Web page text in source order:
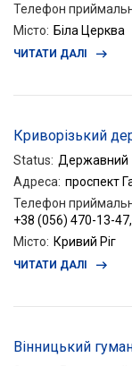
Телефон
Місто: Біла Церква
ЧИТАТИ ДАЛІ
Криворізький
Status: Державний
Адреса: проспект
Телефон
+38 (056) 470-13-
Місто: Кривий Ріг
ЧИТАТИ ДАЛІ
Вінницький